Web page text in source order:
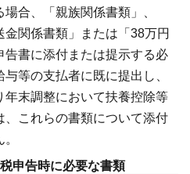
合、「親族関係書類」、
金関係書類」または「38万円
書に添付または提示する必
等の支払者に既に提出し、
年末調整において扶養控除等
これらの書類について添付
申告時に必要な書類